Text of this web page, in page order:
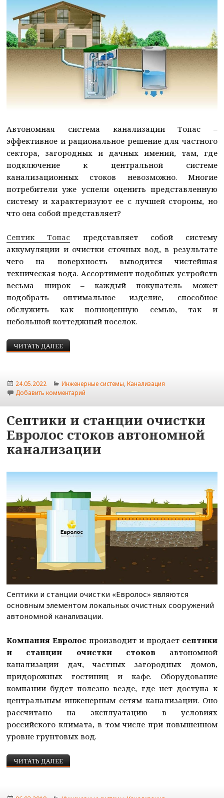
Автономная система канализации Топас –
эффективное и рациональное решение для частного
сектора, загородных и дачных имений, там, где
подключение к центральной системе
канализационных стоков невозможно. Многие
потребители уже успели оценить представленную
систему и характеризуют ее с лучшей стороны, но
что она собой представляет?
Септик Топас представляет собой систему
аккумуляции и очистки сточных вод, в результате
чего на поверхность выводится чистейшая
техническая вода. Ассортимент подобных устройств
весьма широк – каждый покупатель может
подобрать оптимальное изделие, способное
обслужить как полноценную семью, так и
небольшой коттеджный поселок.
ЧИТАТЬ ДАЛЕЕКАНАЛИЗАЦИЯ С АКТИВНЫМ СЕПТИКОМ ТОПАС
Опубликовано
24.05.2022 Рубрики
Инженерные системы,Канализация
Добавить комментарий
Септики и станции очистки
Евролос стоков автономной
канализации
Септики и станции очистки «Евролос» являются
основным элементом локальных очистных сооружений
автономной канализации.
Компания Евролос производит и продает септики
и станции очистки стоков автономной
канализации дач, частных загородных домов,
придорожных гостиниц и кафе. Оборудование
компании будет полезно везде, где нет доступа к
центральным инженерным сетям канализации. Оно
рассчитано на эксплуатацию в условиях
российского климата, в том числе при повышенном
уровне грунтовых вод.
ЧИТАТЬ ДАЛЕЕСЕПТИКИ И СТАНЦИИ ОЧИСТКИ ЕВРОЛОС